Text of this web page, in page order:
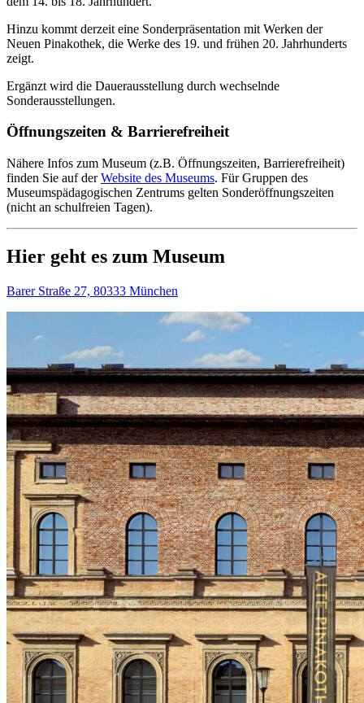
Hinzu kommt derzeit eine Sonderpräsentation mit Werken der
Neuen Pinakothek, die Werke des 19. und frühen 20. Jahrhunderts
zeigt.
Ergänzt wird die Dauerausstellung durch wechselnde
Sonderausstellungen.
Öffnungszeiten & Barrierefreiheit
Nähere Infos zum Museum (z.B. Öffnungszeiten, Barrierefreiheit)
finden Sie auf derWebsite des Museums. Für Gruppen des
Museumspädagogischen Zentrums gelten Sonderöffnungszeiten
(nicht an schulfreien Tagen).
Hier geht es zum Museum
Barer Straße 27, 80333 München